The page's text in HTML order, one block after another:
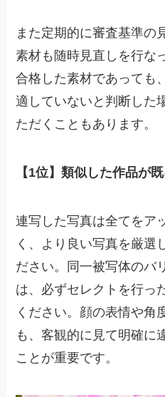
また定期的に審査基準の
素材も随時見直しを行な
合格した素材であっても
適していないと判断した
ただくこともあります。
【1位】類似した作品が
連写した写真は全てをア
く、より良い写真を厳選
ださい。同一被写体のバ
は、必ずセレクトを行っ
ください。顔の表情や角
も、客観的に見て明確に
ことが重要です。